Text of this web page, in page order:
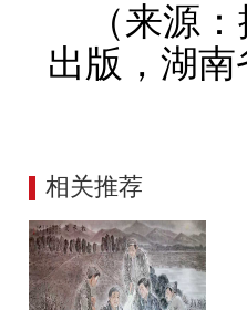
（来源
出版，湖
相关推荐